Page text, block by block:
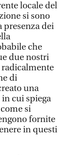
locale del
si sono
presenza dei
che
due nostri
radicalmente
di
una
cui spiega
si
fornite
in questi